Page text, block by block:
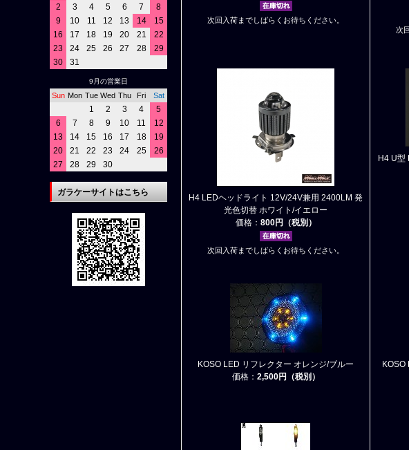
次回入荷までしばらくお待ちください。
次
H4 LEDヘッドライト 12V/24V兼用 2400LM 発
光色切替 ホワイト/イエロー
価格： 800円（税別）
次回入荷までしばらくお待ちください。
H4 U型
KOSO LED リフレクター オレンジ/ブルー
価格： 2,500円（税別）
KOSO
2
3 4 5 6 7
8
9
10 11 12 13 14
15
16
17 18 19 20 21
22
23
24 25 26 27 28
29
30
31
9月の営業日
Sun Mon Tue Wed Thu Fri Sat
1 2 3 4
5
6
7 8 9 10 11
12
13
14 15 16 17 18
19
20
21 22 23 24 25
26
27
28 29 30
ガラケーサイトはこちら